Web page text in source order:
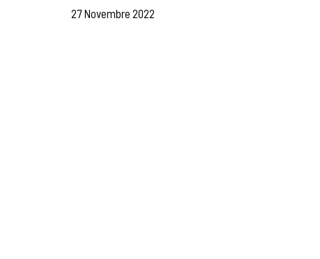
27 Novembre 2022